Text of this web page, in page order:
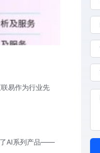
易作为行业先
了AI系列产品——